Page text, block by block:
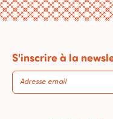
S'inscrire à la